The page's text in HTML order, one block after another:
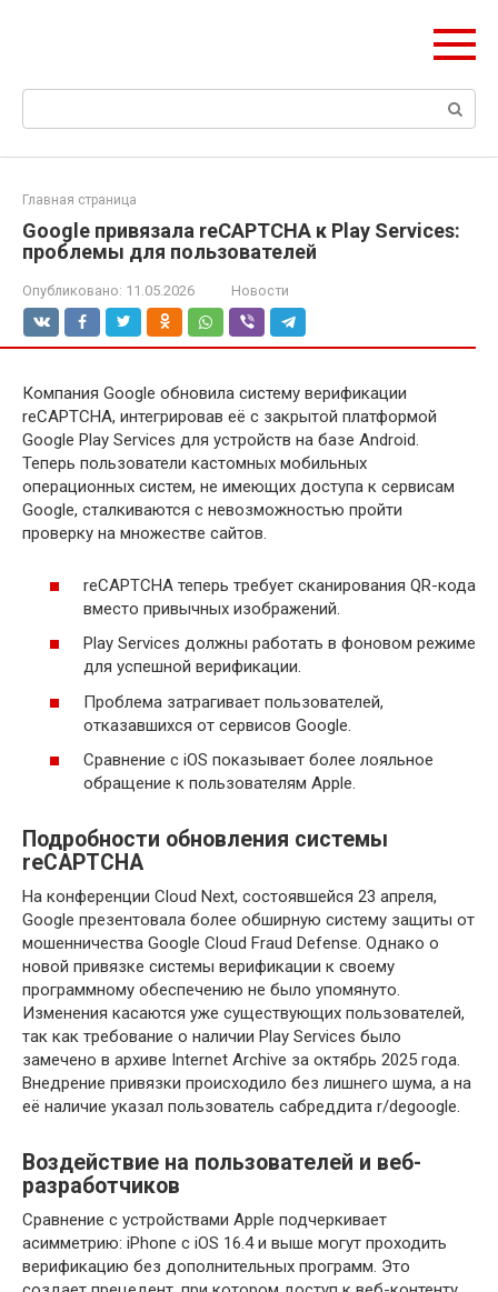
Поиск:
Главная страница
Google привязала reCAPTCHA к Play Services:
проблемы для пользователей
Опубликовано: 11.05.2026 Новости
Компания Google обновила систему верификации
reCAPTCHA, интегрировав её с закрытой платформой
Google Play Services для устройств на базе Android.
Теперь пользователи кастомных мобильных
операционных систем, не имеющих доступа к сервисам
Google, сталкиваются с невозможностью пройти
проверку на множестве сайтов.
reCAPTCHA теперь требует сканирования QR-кода
вместо привычных изображений.
Play Services должны работать в фоновом режиме
для успешной верификации.
Проблема затрагивает пользователей,
отказавшихся от сервисов Google.
Сравнение с iOS показывает более лояльное
обращение к пользователям Apple.
Подробности обновления системы
reCAPTCHA
На конференции Cloud Next, состоявшейся 23 апреля,
Google презентовала более обширную систему защиты от
мошенничества Google Cloud Fraud Defense. Однако о
новой привязке системы верификации к своему
программному обеспечению не было упомянуто.
Изменения касаются уже существующих пользователей,
так как требование о наличии Play Services было
замечено в архиве Internet Archive за октябрь 2025 года.
Внедрение привязки происходило без лишнего шума, а на
её наличие указал пользователь сабреддита r/degoogle.
Воздействие на пользователей и веб-
разработчиков
Сравнение с устройствами Apple подчеркивает
асимметрию: iPhone с iOS 16.4 и выше могут проходить
верификацию без дополнительных программ. Это